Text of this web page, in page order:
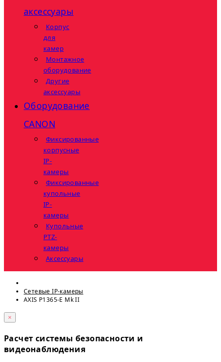
аксессуары
Корпус
для
камер
Монтажное
оборудование
Другие
аксессуары
Оборудование
CANON
Фиксированные
корпусные
IP-
камеры
Фиксированные
купольные
IP-
камеры
Купольные
PTZ-
камеры
Аксессуары
Сетевые IP-камеры
AXIS P1365-E Mk II
×
Расчет системы безопасности и
видеонаблюдения